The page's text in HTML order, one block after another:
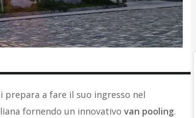
prepara a fare il suo ingresso nel
fornendo un innovativo van pooling.
Mobility on Demand